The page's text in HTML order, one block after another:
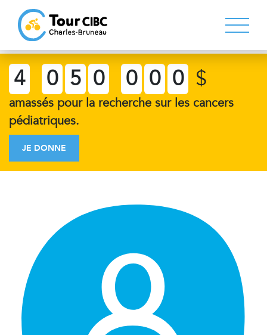
4 0 5 0 0 0 0 $
amassés pour la recherche sur les cancers
pédiatriques.
JE DONNE